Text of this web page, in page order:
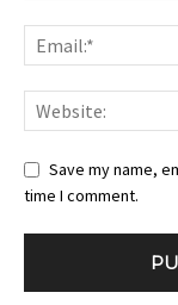
Save my name,
time I comment.